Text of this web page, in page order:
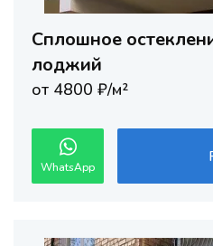
Сплошное
лоджий
от 4800 ₽/м²
WhatsApp